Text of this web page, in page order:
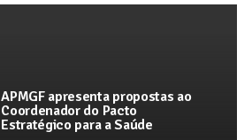
APMGF apresenta propostas ao
Coordenador do Pacto
Estratégico para a Saúde